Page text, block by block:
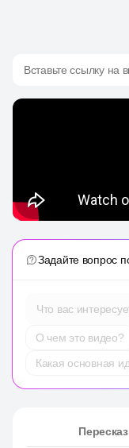
Вставьте ссылку на
Задайте вопрос
Что вас
О чем это видео?
Какая основная
Пересказ